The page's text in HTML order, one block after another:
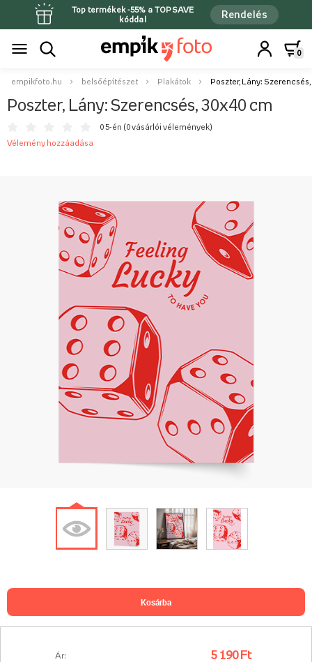
Top termékek -55% a TOPSAVE
kóddal
Rendelés
0
empikfoto.hu belsőépítészet Plakátok Poszter, Lány: Szerencsés,
Poszter, Lány: Szerencsés, 30x40 cm
0 5-én (0 vásárlói vélemények)
Vélemény hozzáadása
Ár: 5 190 Ft
kosárba